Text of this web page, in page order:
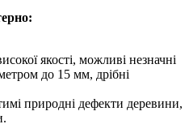
якості, можливі незначні
до 15 мм, дрібні
природні дефекти деревини,